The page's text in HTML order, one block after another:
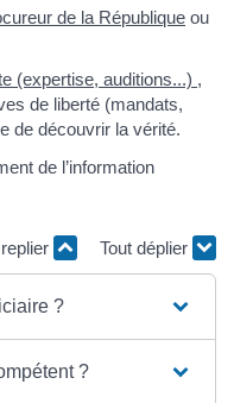
de la République ou
(expertise, auditions...) ,
de liberté (mandats,
de découvrir la vérité.
de l’information
Tout déplier
?
?